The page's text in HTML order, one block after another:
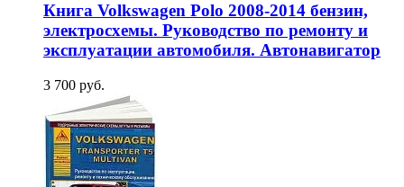
Книга Volkswagen Polo 2008-2014 бензин,
электросхемы. Руководство по ремонту и
эксплуатации автомобиля. Автонавигатор
3 700 руб.